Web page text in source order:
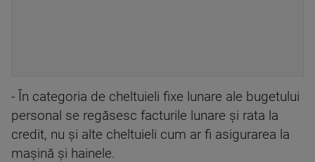
- În categoria de cheltuieli fixe lunare ale bugetului
personal se regăsesc facturile lunare și rata la
credit, nu și alte cheltuieli cum ar fi asigurarea la
mașină și hainele.